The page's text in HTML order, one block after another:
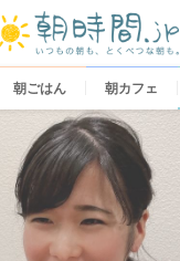
朝ごはん 朝カフェ